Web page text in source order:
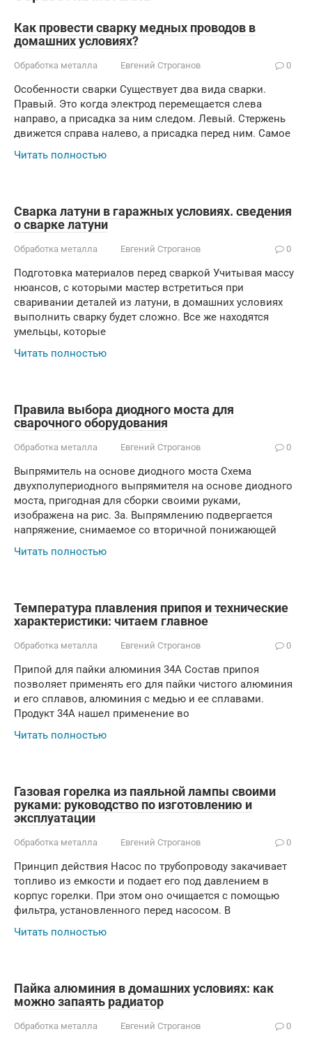
Как провести сварку медных проводов в
домашних условиях?
Обработка металла Евгений Строганов 0
Особенности сварки Существует два вида сварки.
Правый. Это когда электрод перемещается слева
направо, а присадка за ним следом. Левый. Стержень
движется справа налево, а присадка перед ним. Самое
Читать полностью
Сварка латуни в гаражных условиях. сведения
о сварке латуни
Обработка металла Евгений Строганов 0
Подготовка материалов перед сваркой Учитывая массу
нюансов, с которыми мастер встретиться при
сваривании деталей из латуни, в домашних условиях
выполнить сварку будет сложно. Все же находятся
умельцы, которые
Читать полностью
Правила выбора диодного моста для
сварочного оборудования
Обработка металла Евгений Строганов 0
Выпрямитель на основе диодного моста Схема
двухполупериодного выпрямителя на основе диодного
моста, пригодная для сборки своими руками,
изображена на рис. 3а. Выпрямлению подвергается
напряжение, снимаемое со вторичной понижающей
Читать полностью
Температура плавления припоя и технические
характеристики: читаем главное
Обработка металла Евгений Строганов 0
Припой для пайки алюминия 34А Состав припоя
позволяет применять его для пайки чистого алюминия
и его сплавов, алюминия с медью и ее сплавами.
Продукт 34А нашел применение во
Читать полностью
Газовая горелка из паяльной лампы своими
руками: руководство по изготовлению и
эксплуатации
Обработка металла Евгений Строганов 0
Принцип действия Насос по трубопроводу закачивает
топливо из емкости и подает его под давлением в
корпус горелки. При этом оно очищается с помощью
фильтра, установленного перед насосом. В
Читать полностью
Пайка алюминия в домашних условиях: как
можно запаять радиатор
Обработка металла Евгений Строганов 0